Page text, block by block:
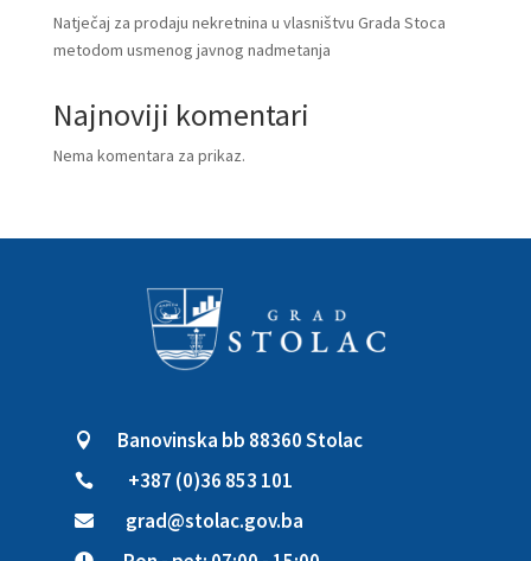
Natječaj za prodaju nekretnina u vlasništvu Grada Stoca
metodom usmenog javnog nadmetanja
Najnoviji komentari
Nema komentara za prikaz.
 Banovinska bb 88360 Stolac
 +387 (0)36 853 101
 grad@stolac.gov.ba